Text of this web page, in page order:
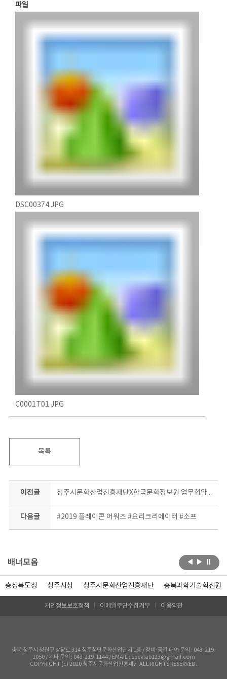
파일
DSC00374.JPG
C0001T01.JPG
목록
이전글 청주시문화산업진흥재단X한국문화정보원 업무협약! 질 좋은 콘텐츠로 찾아뵐게요♥
다음글 #2019 플레이콘 어워즈 #요리크리에이터 #소프
배너모음
충청북도청 청주시청 청주시문화산업진흥재단 충북과학기술혁신원
개인정보보호정책 이메일무단수집거부 이용약관
충북 청주시 청원구 상당로 314 청주첨단문화산업단지 1층 / 장비-공간 대여 문의 : 043-219-
1050 / 기타 문의 : 043-219-1144 / EMAIL : cbcklab123@gmail.com
COPYRIGHT (c) 2020 청주시문화산업진흥재단 ALL RIGHTS RESERVED.